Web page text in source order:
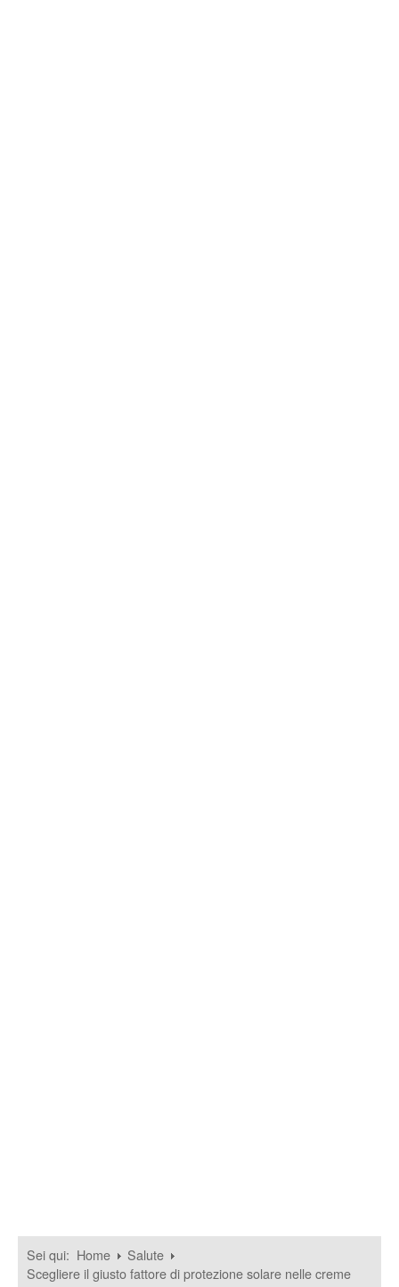
Sei qui: Home
Salute
Scegliere il giusto fattore di protezione solare nelle creme